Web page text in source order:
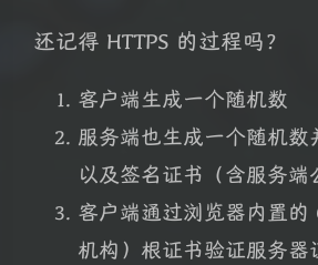
还记得 HTTPS 的过程吗？
客户端生成一个随机数
服务端也生成一个随机数
以及签名证书（含服务端
客户端通过浏览器内置的
机构）根证书验证服务器